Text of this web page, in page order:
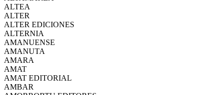
ALTEA
ALTER
ALTER EDICIONES
ALTERNIA
AMANUENSE
AMANUTA
AMARA
AMAT
AMAT EDITORIAL
AMBAR